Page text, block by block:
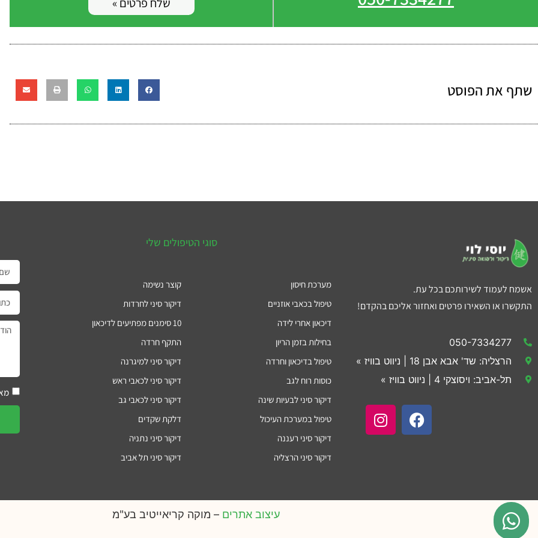
שתף את הפוסט
אשמח לעמוד לשירותכם בכל עת.
התקשרו או השאירו פרטים ואחזור אליכם בהקדם!
050-7334277
הרצליה: שד' אבא אבן 18 | ניווט בוויז »
תל-אביב: ויסוצקי 4 | ניווט בוויז »
סוגי הטיפולים שלי
מערכת חיסון
טיפול בכאבי אוזניים
דיכאון אחרי לידה
בחילות בזמן הריון
טיפול בדיכאון וחרדה
כוסות רוח לגב
דיקור סיני לבעיות שינה
טיפול במערכת העיכול
דיקור סיני רעננה
דיקור סיני הרצליה
קוצר נשימה
דיקור סיני לחרדות
10 סימנים מפתיעים לדיכאון
התקף חרדה
דיקור סיני למיגרנה
דיקור סיני לכאבי ראש
דיקור סיני לכאבי גב
דלקת שקדים
דיקור סיני נתניה
דיקור סיני תל אביב
עיצוב אתרים – מוקה קריאייטיב בע"מ